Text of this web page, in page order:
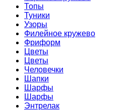
Топы
Туники
Узоры
Филейное кружево
Фриформ
Цветы
Цветы
Человечки
Шапки
Шарфы
Шарфы
Энтрелак